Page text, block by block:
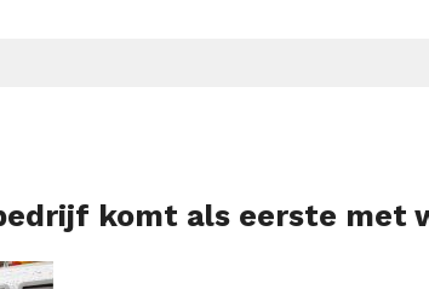
komt als eerste met